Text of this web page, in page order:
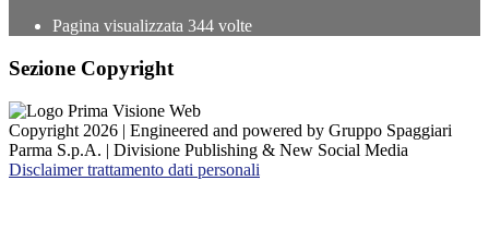
Pagina visualizzata 344 volte
Sezione Copyright
Copyright 2026 | Engineered and powered by Gruppo Spaggiari
Parma S.p.A. | Divisione Publishing & New Social Media
Disclaimer trattamento dati personali